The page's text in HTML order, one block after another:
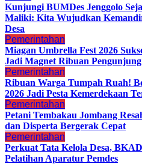
Kunjungi BUMDes Jenggolo
Maliki: Kita Wujudkan
Desa
Pemerintahan
Miagan Umbrella Fest 2026
Jadi Magnet Ribuan Pengunjung
Pemerintahan
Ribuan Warga Tumpah Ruah!
2026 Jadi Pesta Kemerdekaan
Pemerintahan
Petani Tembakau Jombang
dan Disperta Bergerak Cepat
Pemerintahan
Perkuat Tata Kelola Desa,
Pelatihan Aparatur Pemdes